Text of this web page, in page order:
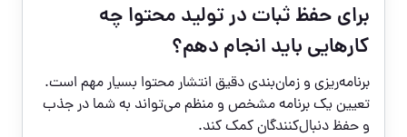
برای حفظ ثبات در تولید محتوا چه
کارهایی باید انجام دهم؟
برنامه‌ریزی و زمان‌بندی دقیق انتشار محتوا بسیار مهم است.
تعیین یک برنامه مشخص و منظم می‌تواند به شما در جذب
و حفظ دنبال‌کنندگان کمک کند.